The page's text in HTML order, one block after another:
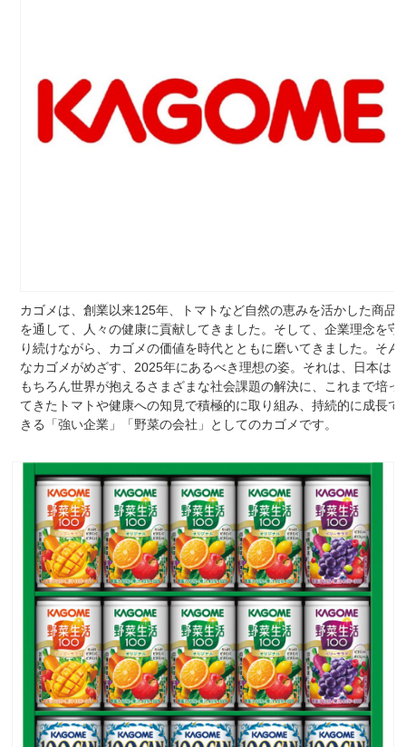
カゴメは、創業以来125年、トマトなど自然の恵みを活かした商品
を通して、人々の健康に貢献してきました。そして、企業理念を守
り続けながら、カゴメの価値を時代とともに磨いてきました。そん
なカゴメがめざす、2025年にあるべき理想の姿。それは、日本は
もちろん世界が抱えるさまざまな社会課題の解決に、これまで培っ
てきたトマトや健康への知見で積極的に取り組み、持続的に成長で
きる「強い企業」「野菜の会社」としてのカゴメです。